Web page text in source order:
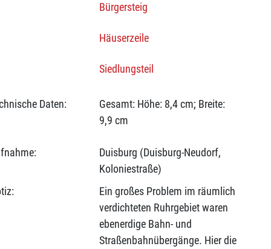
Bürgersteig
Häuserzeile
Siedlungsteil
Daten:
Gesamt: Höhe: 8,4 cm; Breite:
9,9 cm
Duisburg (Duisburg-Neudorf,
Koloniestraße)
Ein großes Problem im räumlich
verdichteten Ruhrgebiet waren
ebenerdige Bahn- und
Straßenbahnübergänge. Hier die